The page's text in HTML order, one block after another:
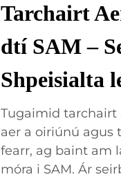
Tarchairt
dtí SAM –
Shpeisialta
Tugaimid tarchairt
aer a oiriúnú agus
fearr, ag baint am
móra i SAM. Ár